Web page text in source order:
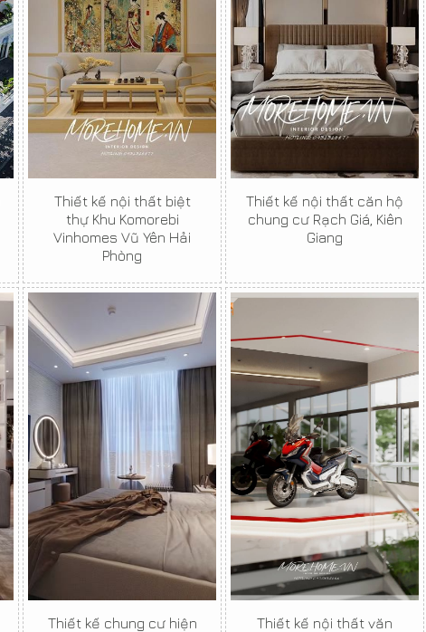
Thiết kế nội thất biệt
thự Khu Komorebi
Vinhomes Vũ Yên Hải
Phòng
Thiết kế nội thất căn hộ
chung cư Rạch Giá, Kiên
Giang
Thiết kế chung cư hiện
Thiết kế nội thất văn